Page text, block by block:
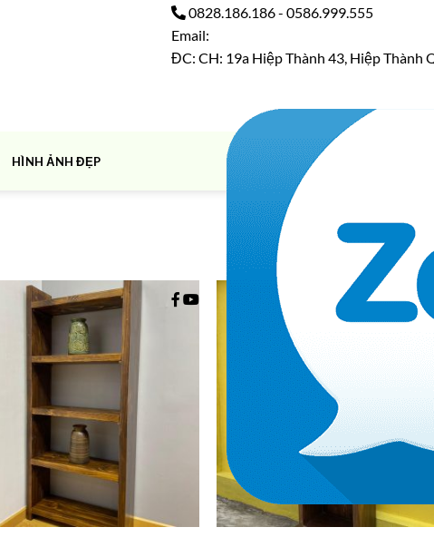
0828.186.186- 0586.999.555
Email:
ĐC: CH: 19a Hiệp Thành 43, Hiệp Thành
HÌNH ẢNH ĐẸP
Showing all 12